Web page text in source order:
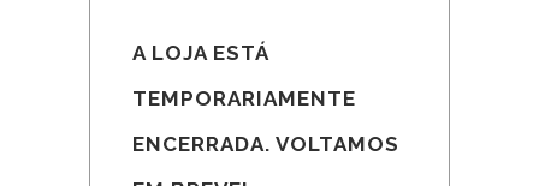
A LOJA ESTÁ
TEMPORARIAMENTE
ENCERRADA. VOLTAMOS